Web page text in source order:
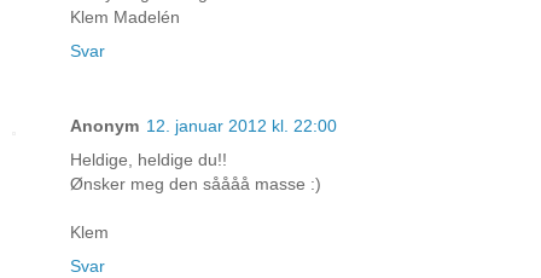
Klem Madelén
Svar
Anonym 12. januar 2012 kl. 22:00
Heldige, heldige du!!
Ønsker meg den såååå masse :)
Klem
Svar